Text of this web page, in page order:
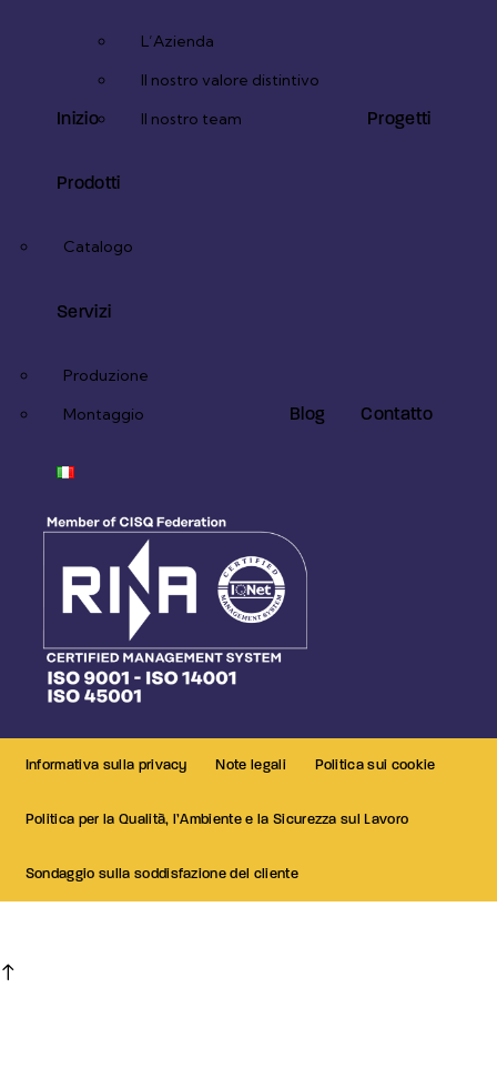
Inizio
L’Azienda
Il nostro valore distintivo
Il nostro team
Progetti
Prodotti
Catalogo
Servizi
Produzione
Montaggio
Blog Contatto
Informativa sulla privacy Note legali Politica sui cookie
Politica per la Qualità, l’Ambiente e la Sicurezza sul Lavoro
Sondaggio sulla soddisfazione del cliente